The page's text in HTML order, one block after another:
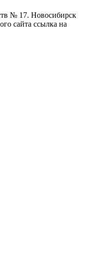
№ 17. Новосибирск
сайта ссылка на